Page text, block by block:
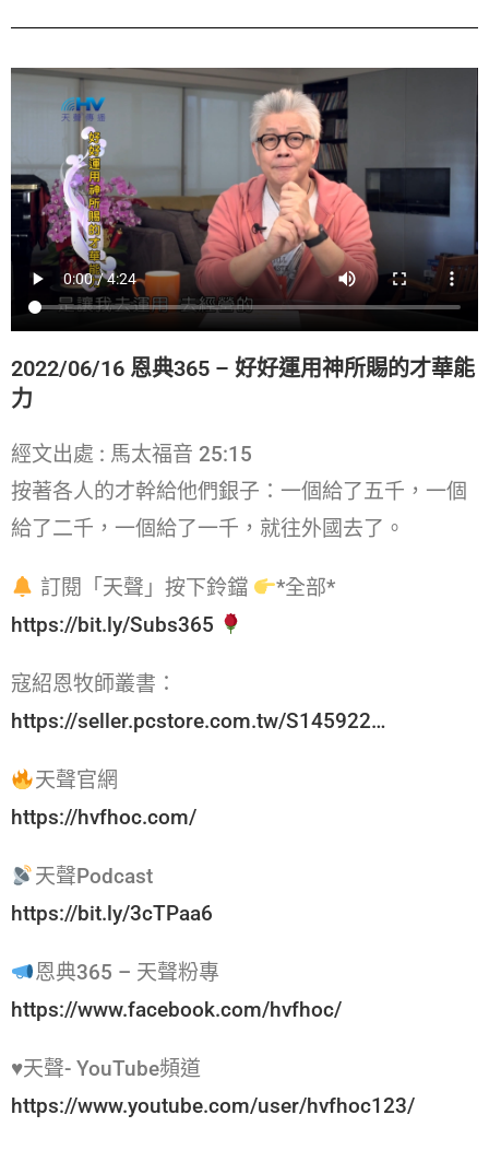
2022/06/16 恩典365 – 好好運用神所賜的才華能
力
經文出處 : 馬太福音 25:15
按著各人的才幹給他們銀子：一個給了五千，一個
給了二千，一個給了一千，就往外國去了。
訂閱「天聲」按下鈴鐺
*全部*
https://bit.ly/Subs365
寇紹恩牧師叢書：
https://seller.pcstore.com.tw/S145922…
天聲官網
https://hvfhoc.com/
天聲Podcast
https://bit.ly/3cTPaa6
恩典365 – 天聲粉專
https://www.facebook.com/hvfhoc/
♥天聲- YouTube頻道
https://www.youtube.com/user/hvfhoc123/